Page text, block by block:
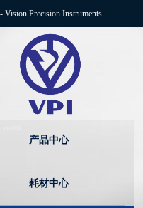
- Vision Precision Instruments
产品中心
耗材中心